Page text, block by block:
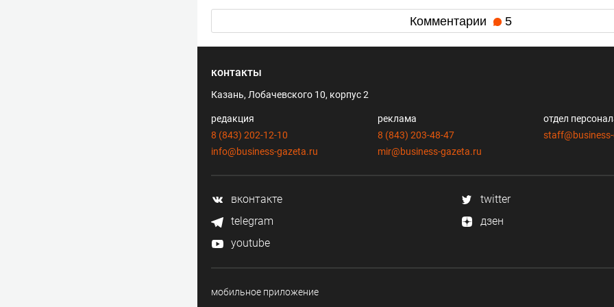
Комментарии 5
контакты
Казань, Лобачевского 10, корпус 2
редакция
8 (843) 202-12-10
info@business-gazeta.ru
реклама
8 (843) 203-48-47
mir@business-gazeta.ru
отдел
вконтакте
twitter
telegram
дзен
youtube
мобильное приложение